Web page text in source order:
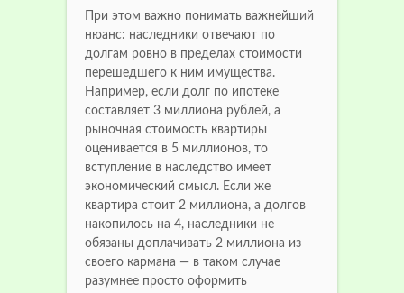
При этом важно понимать важнейший
нюанс: наследники отвечают по
долгам ровно в пределах стоимости
перешедшего к ним имущества.
Например, если долг по ипотеке
составляет 3 миллиона рублей, а
рыночная стоимость квартиры
оценивается в 5 миллионов, то
вступление в наследство имеет
экономический смысл. Если же
квартира стоит 2 миллиона, а долгов
накопилось на 4, наследники не
обязаны доплачивать 2 миллиона из
своего кармана — в таком случае
разумнее просто оформить